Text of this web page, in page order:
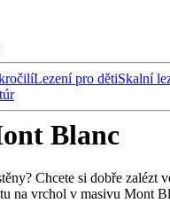
Lezení pro dětiSkalní
Blanc
Chcete si dobře zalézt
na vrchol v masivu Mont